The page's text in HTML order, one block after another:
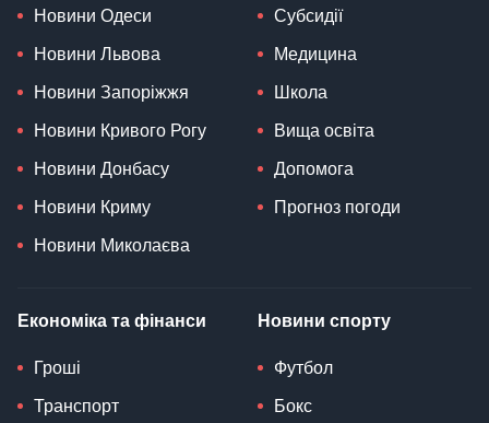
Новини Одеси
Новини Львова
Новини Запоріжжя
Новини Кривого Рогу
Новини Донбасу
Новини Криму
Новини Миколаєва
Субсидії
Медицина
Школа
Вища освіта
Допомога
Прогноз погоди
Економіка та фінанси
Гроші
Транспорт
Новини спорту
Футбол
Бокс